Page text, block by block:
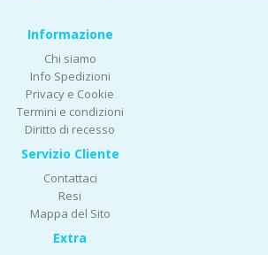
Informazione
Chi siamo
Info Spedizioni
Privacy e Cookie
Termini e condizioni
Diritto di recesso
Servizio Cliente
Contattaci
Resi
Mappa del Sito
Extra